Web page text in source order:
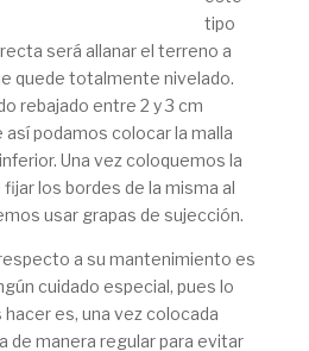
tipo
será allanar el terreno a
quede totalmente nivelado.
rebajado entre 2 y 3 cm
podamos colocar la malla
Una vez coloquemos la
los bordes de la misma al
usar grapas de sujección.
a su mantenimiento es
cuidado especial, pues lo
es, una vez colocada
de manera regular para evitar